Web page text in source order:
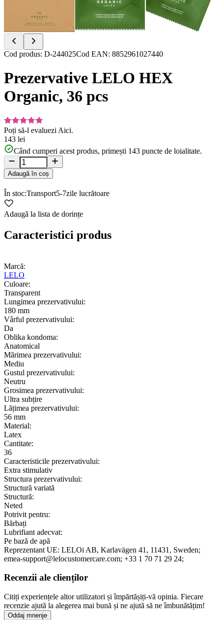
Item
of
Cod produs: D-244025Cod EAN: 8852961027440
Prezervative LELO HEX
Organic, 36 pcs
Poți să-l evaluezi Aici.
143 lei
Când cumperi acest produs, primești 143 puncte de loialitate.
Adaugă în coș
În stoc:Transport5-7zile lucrătoare
Adaugă la lista de dorințe
Caracteristici produs
Marcă:
LELO
Culoare:
Transparent
Lungimea prezervativului:
180 mm
Vârful prezervativului:
Da
Oblika kondoma:
Anatomical
Mărimea prezervativului:
Mediu
Gustul prezervativului:
Neutru
Grosimea prezervativului:
Ultra subțire
Lățimea prezervativului:
56 mm
Material:
Latex
Cantitate:
36
Caracteristicile prezervativului:
Extra stimulativ
Structura prezervativului:
Structură variată
Structură:
Neted
Potrivit pentru:
Bărbați
Lubrifiant adecvat:
Pe bază de apă
Reprezentant UE: LELOi AB, Karlavägen 41 , 11431 , Sweden;
emea-support@lelocustomercare.com; +33 1 70 71 29 24;
Recenzii ale clienților
Citiți experiențele altor utilizatori și împărtășiți-vă opinia. Fiecare
recenzie ajută la alegerea mai bună și ne ajută să ne îmbunătățim!
Oddaj mnenje